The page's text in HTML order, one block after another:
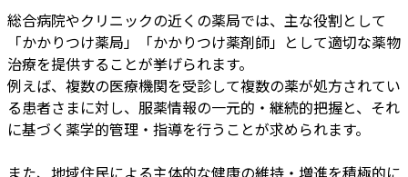
総合病院やクリニックの近くの薬局では、主な役割として
「かかりつけ薬局」「かかりつけ薬剤師」として適切な薬物
治療を提供することが挙げられます。
例えば、複数の医療機関を受診して複数の薬が処方されてい
る患者さまに対し、服薬情報の一元的・継続的把握と、それ
に基づく薬学的管理・指導を行うことが求められます。